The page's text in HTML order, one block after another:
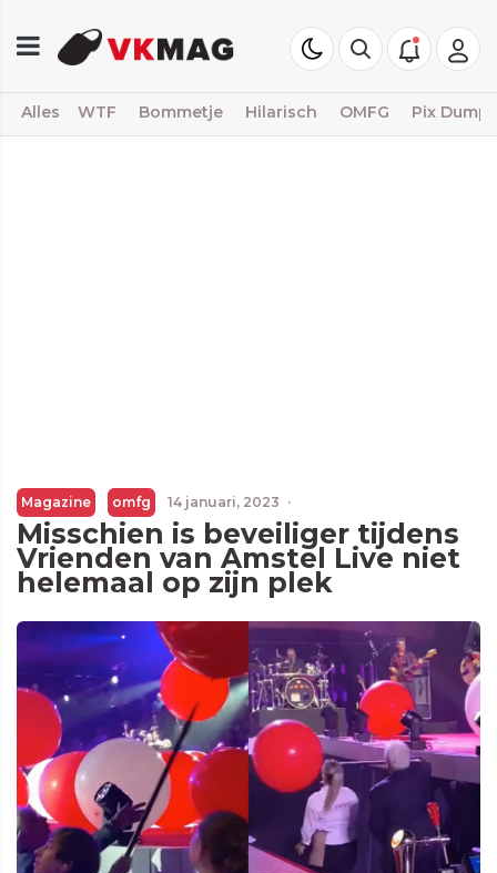
Alles WTF Bommetje Hilarisch OMFG Pix Dump
Magazine omfg 14 januari, 2023 ·
Misschien is beveiliger tijdens
Vrienden van Amstel Live niet
helemaal op zijn plek